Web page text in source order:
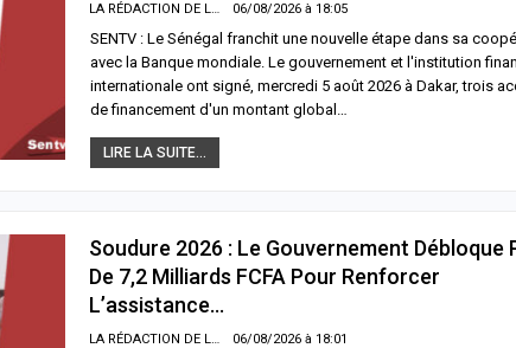
06/08/2026 à 18:05
SENTV : Le Sénégal franchit une nouvelle étape dans sa
avec la Banque mondiale. Le gouvernement et l'institution
internationale ont signé, mercredi 5 août 2026 à Dakar, trois
de financement d'un montant global…
LIRE LA SUITE...
Soudure 2026 : Le Gouvernement Débloque
De 7,2 Milliards FCFA Pour Renforcer
L’assistance…
06/08/2026 à 18:01